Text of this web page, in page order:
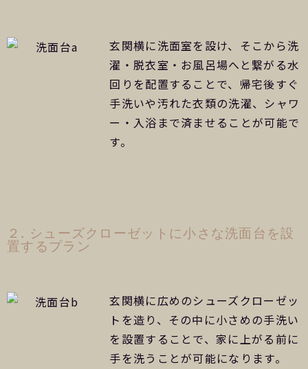
玄関横に洗面室を設け、そこから洗
濯・脱衣室・お風呂場へと繋がる水
回りを配置することで、帰宅後すぐ
手洗いや汚れた衣類の洗濯、シャワ
ー・入浴まで済ませることが可能で
す。
２. シューズクローゼットに小さな洗面台を設
置するプラン
玄関横に広めのシューズクローゼッ
トを造り、その中に小さめの手洗い
を設置することで、家に上がる前に
手を洗うことが可能になります。